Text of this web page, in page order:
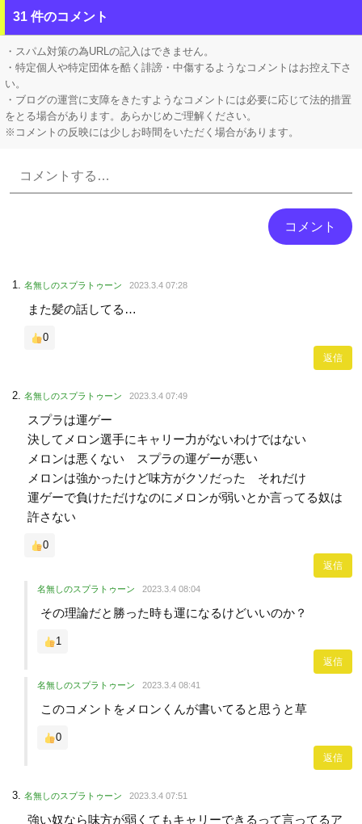
Switch2版『モンハンワイルズ』の動作環境が判明！
【ガークリ】 正統派だけど、デッッッカって感じの水着のマネ、ラファエ口、セッシュウへの反応！！！
31 件のコメント
・スパム対策の為URLの記入はできません。
・特定個人や特定団体を酷く誹謗・中傷するようなコメントはお控え下さ
い。
・ブログの運営に支障をきたすようなコメントには必要に応じて法的措置
をとる場合があります。あらかじめご理解ください。
※コメントの反映には少しお時間をいただく場合があります。
名無しのスプラトゥーン 2023.3.4 07:28
また髪の話してる…
0
返信
名無しのスプラトゥーン 2023.3.4 07:49
スプラは運ゲー
決してメロン選手にキャリー力がないわけではない
メロンは悪くない スプラの運ゲーが悪い
メロンは強かったけど味方がクソだった それだけ
運ゲーで負けただけなのにメロンが弱いとか言ってる奴は
許さない
0
返信
名無しのスプラトゥーン 2023.3.4 08:04
その理論だと勝った時も運になるけどいいのか？
1
返信
名無しのスプラトゥーン 2023.3.4 08:41
このコメントをメロンくんが書いてると思うと草
0
返信
名無しのスプラトゥーン 2023.3.4 07:51
強い奴なら味方が弱くてもキャリーできるって言ってるア